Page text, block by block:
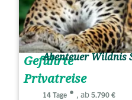
Geführte
Privatreise
Abenteuer Wildnis
14 Tage , ab 5.790 €